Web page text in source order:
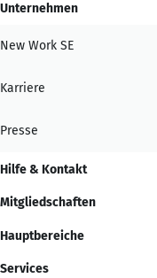
Unternehmen
New Work SE
Karriere
Presse
Hilfe & Kontakt
Mitgliedschaften
Hauptbereiche
Services